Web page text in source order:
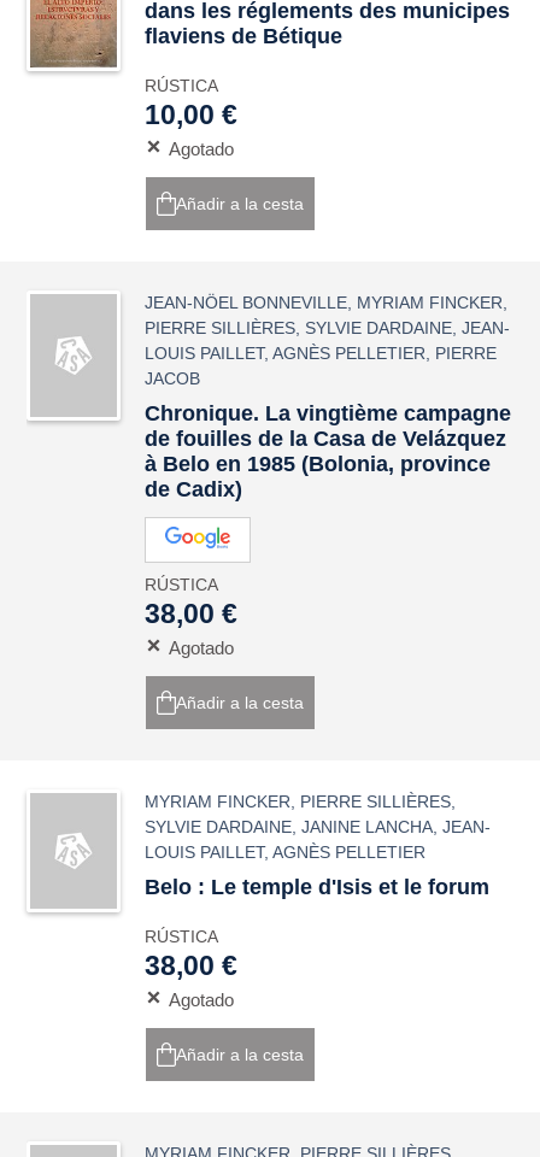
dans les réglements des municipes
flaviens de Bétique
RÚSTICA
10,00 €
Agotado
Añadir a la cesta
JEAN-NÖEL BONNEVILLE MYRIAM FINCKER
PIERRE SILLIÈRES SYLVIE DARDAINE ,JEAN-
LOUIS PAILLET,AGNÈS PELLETIER
PIERRE
JACOB
Chronique. La vingtième campagne
de fouilles de la Casa de Velázquez
à Belo en 1985 (Bolonia, province
de Cadix)
RÚSTICA
38,00 €
Agotado
Añadir a la cesta
MYRIAM FINCKER PIERRE SILLIÈRES
SYLVIE DARDAINE ,JANINE LANCHA ,JEAN-
LOUIS PAILLET,AGNÈS PELLETIER
Belo : Le temple d'Isis et le forum
RÚSTICA
38,00 €
Agotado
Añadir a la cesta